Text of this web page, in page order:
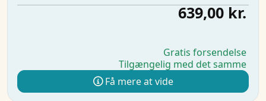
639,00 kr.
Gratis forsendelse
Tilgængelig med det samme
Få mere at vide